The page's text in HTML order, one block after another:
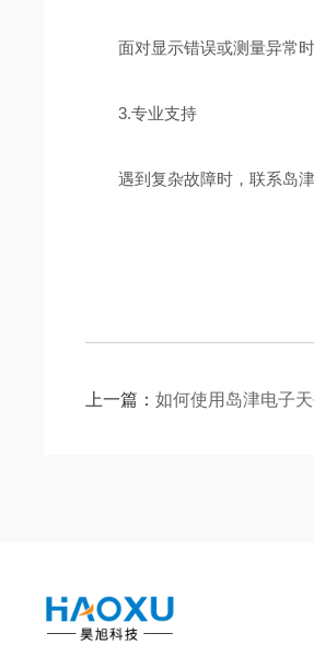
面对显示错误或测量异常时
3.专业支持
遇到复杂故障时，联系岛津
上一篇：如何使用岛津电子